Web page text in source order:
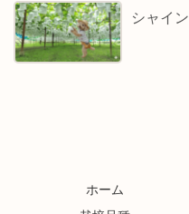
シャイ
ホーム